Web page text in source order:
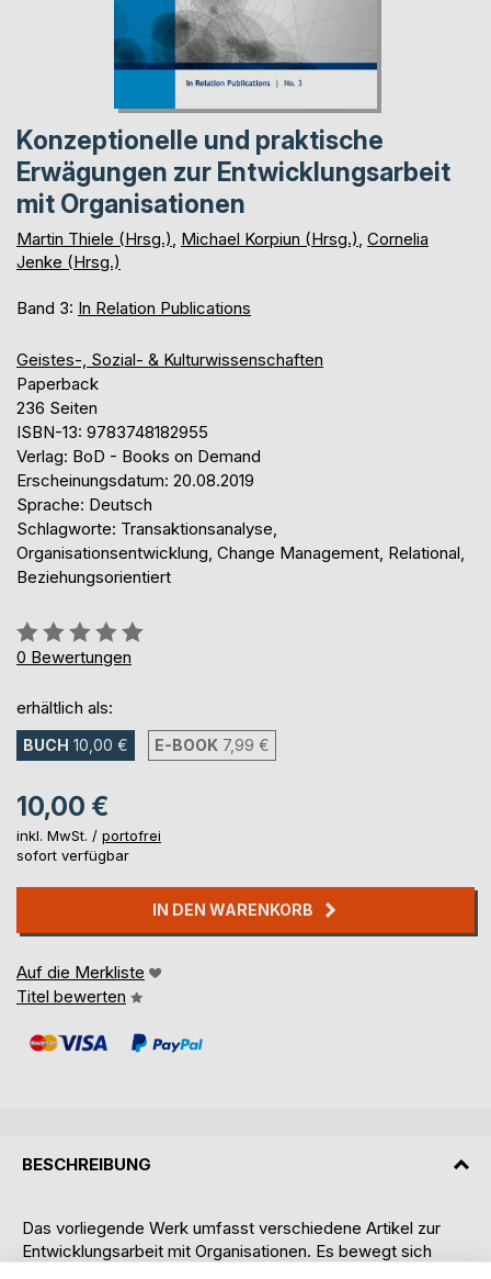
Konzeptionelle und praktische
Erwägungen zur Entwicklungsarbeit
mit Organisationen
Martin Thiele (Hrsg.) Michael Korpiun (Hrsg.) Cornelia
Jenke (Hrsg.)
Band 3: In Relation Publications
Geistes-, Sozial- & Kulturwissenschaften
Paperback
236 Seiten
ISBN-13: 9783748182955
Verlag: BoD - Books on Demand
Erscheinungsdatum: 20.08.2019
Sprache: Deutsch
Schlagworte: Transaktionsanalyse,
Organisationsentwicklung, Change Management, Relational,
Beziehungsorientiert
Bewertung::
0%
0 Bewertungen
erhältlich als:
BUCH 10,00 € E-BOOK 7,99 €
10,00 €
inkl. MwSt. / portofrei
sofort verfügbar
IN DEN WARENKORB
Auf die Merkliste
Titel bewerten
BESCHREIBUNG
Das vorliegende Werk umfasst verschiedene Artikel zur
Entwicklungsarbeit mit Organisationen. Es bewegt sich